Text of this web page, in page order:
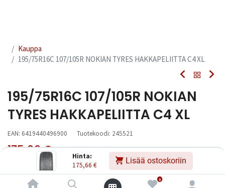
Hinta:
175,66 € Lisää ostoskoriin
0
Kauppa
195/75R16C 107/105R NOKIAN TYRES HAKKAPELIITTA C4 XL
195/75R16C 107/105R NOKIAN
TYRES HAKKAPELIITTA C4 XL
EAN: 6419440496900 Tuotekoodi: 245521
175,66€ Sisältää ALV:n/ kpl
Toimittajilla (kotimaa):
Saatavilla